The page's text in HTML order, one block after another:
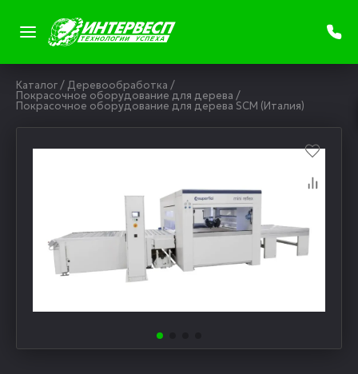
Каталог/ Деревообработка /
Покрасочное оборудование для дерева /
Покрасочное оборудование для дерева SCM (Италия)